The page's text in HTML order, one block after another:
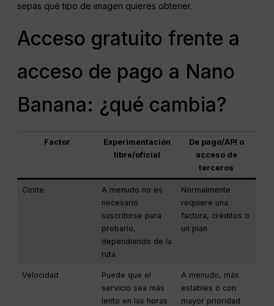
sepas qué tipo de imagen quieres obtener.
Acceso gratuito frente a
acceso de pago a Nano
Banana: ¿qué cambia?
Factor
Experimentación
libre/oficial
De pago/API o
acceso de
terceros
Coste
A menudo no es
necesario
suscribirse para
probarlo,
dependiendo de la
ruta
Normalmente
requiere una
factura, créditos o
un plan
Velocidad
Puede que el
servicio sea más
lento en las horas
A menudo, más
estables o con
mayor prioridad